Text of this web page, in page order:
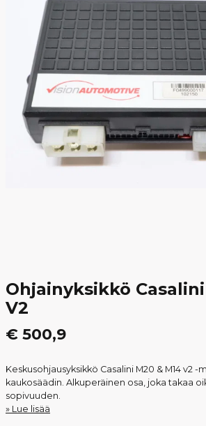
Ohjainyksikkö Casalini
V2
€ 500,9
Keskusohjausyksikkö Casalini M20 & M14 v2
kaukosäädin. Alkuperäinen osa, joka takaa
sopivuuden.
Lue lisää